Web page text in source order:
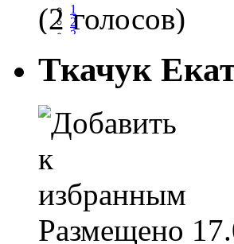
1
2
3
(2 голосов)
Ткачук
Размещено